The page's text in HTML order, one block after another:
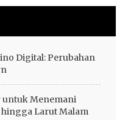
Digital: Perubahan
untuk Menemani
Larut Malam